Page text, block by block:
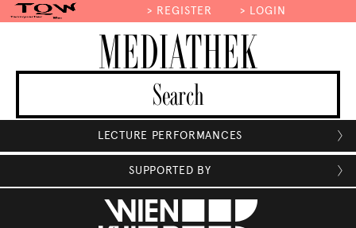
> REGISTER > LOGIN
MEDIATHEK
LECTURE PERFORMANCES 
SUPPORTED BY 